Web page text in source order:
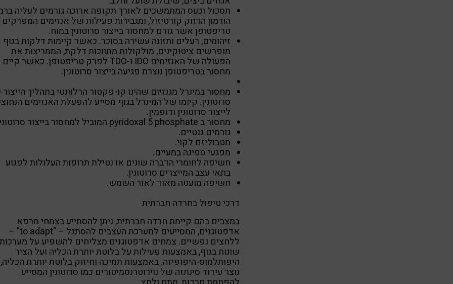
תסכול וכעס המתמשכים לאורך תקופה ארוכה גורמים לעליה
הורמון הדחק קורטיזול, ומגבירות פעילות של אנזימים המפרקים
טריפטופן אשר גורם למחסור בייצור סרוטונין במוח.
זיהומים, רעלים ותזונה עשירה בסוכר. כאשר קיימות דלקות בגוף
מופרשים ציטוקינים, מולקולות מתווכות דלקת, הממריצות את
הפעולה של האנזימים IDO ו-TDO לפרק טריפטופן. כאשר קיים
מחסור בטריפטופן נוצרת פגיעה בייצור סרוטונין.
מחסור במינרל מגנזיום שהינו קו-פקטור הרלוונטי בתהליך
סרוטונין. קיומו של המינרל בגוף מסייע להפעלת האנזימים
לייצור סרוטונין ודופמין.
מחסור ב pyridoxal 5 phosphate המוביל למחסור בייצור סרוטונין.
גורמים גנטיים.
מטבוליזם לקוי.
מפגעי ספיגה במעיים.
חשיפה לחומרי הדברה שונים או נטילת תרופות העלולות לפגוע
בתאי עצב המייצרים סרוטונין.
חשיפה מועטה מאוד לאור השמש.
דרכי טיפול בחרדה חברתית
במצבים בהם קיימת חרדה חברתית, ניתן להסתייע בצמחי מרפא
אדפטוגנים, המסייעים למערכת העצבים להסתגל – "to adapt" –
ללחצים נפשיים. צמחים אדפטוגנים מצליחים להשפיע על מערכות
שונות בגוף, באמצעות פעילות על בלוטת יותרת הכליה ועל הציר
היפותלמוס-היפופיזה. באמצעות תמיכה וחיזוק בלוטת יותרת הכליה,
נוצר עידוד סינתזה של נוירוטרנסמיטורים כמו סרוטונין המסייע